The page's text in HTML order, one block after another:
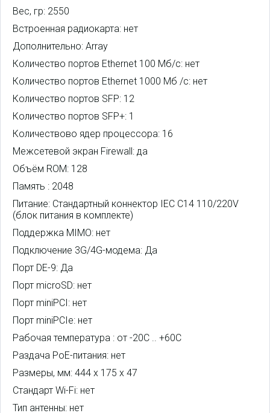
Вес, гр: 2550
Встроенная радиокарта: нет
Дополнительно: Array
Количество портов Ethernet 100 Мб/с: нет
Количество портов Ethernet 1000 Мб /с: нет
Количество портов SFP: 12
Количество портов SFP+: 1
Количествово ядер процессора: 16
Межсетевой экран Firewall: да
Объём ROM: 128
Память : 2048
Питание: Стандартный коннектор IEC C14 110/220V
(блок питания в комплекте)
Поддержка MIMO: нет
Подключение 3G/4G-модема: Да
Порт DE-9: Да
Порт microSD: нет
Порт miniPCI: нет
Порт miniPCIe: нет
Рабочая температура : от -20C .. +60C
Раздача PoE-питания: нет
Размеры, мм: 444 x 175 x 47
Стандарт Wi-Fi: нет
Тип антенны: нет